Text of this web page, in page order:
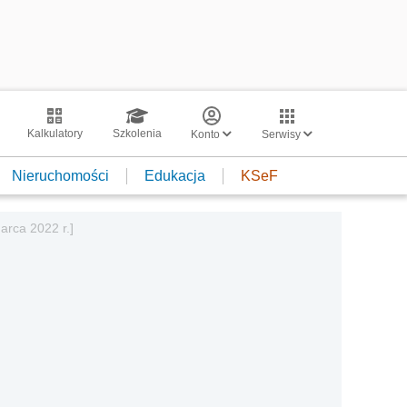
Kalkulatory Szkolenia Konto Serwisy
Nieruchomości Edukacja KSeF
2022 r.]